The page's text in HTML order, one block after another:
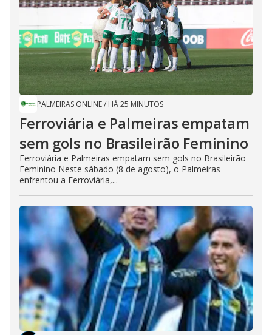
PALMEIRAS ONLINE/ HÁ 25 MINUTOS
Ferroviária e Palmeiras empatam
sem gols no Brasileirão Feminino
Ferroviária e Palmeiras empatam sem gols no Brasileirão
Feminino Neste sábado (8 de agosto), o Palmeiras
enfrentou a Ferroviária,...